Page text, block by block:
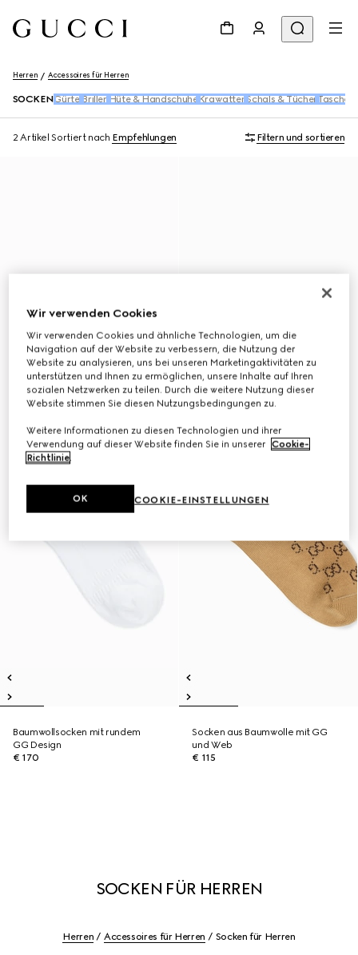
Herren Accessoires für Herren
SOCKEN Gürtel Brillen Hüte & Handschuhe Krawatten Schals & Tücher
2 Artikel Sortiert nach Empfehlungen Filtern und sortieren
Baumwollsocken mit rundem
GG Design
€ 170
Socken aus Baumwolle mit GG
und Web
€ 115
SOCKEN FÜR HERREN
Herren Accessoires für Herren Socken für Herren
Wir verwenden Cookies
Wir verwenden Cookies und ähnliche Technologien, um die
Navigation auf der Website zu verbessern, die Nutzung der
Website zu analysieren, uns bei unseren Marketingaktivitäten zu
unterstützen und Ihnen zu ermöglichen, unsere Inhalte auf Ihren
sozialen Netzwerken zu teilen. Durch die weitere Nutzung dieser
Website stimmen Sie diesen Nutzungsbedingungen zu.
Weitere Informationen zu diesen Technologien und ihrer
Verwendung auf dieser Website finden Sie in unserer Cookie-
Richtlinie.
COOKIE-EINSTELLUNGEN
OK